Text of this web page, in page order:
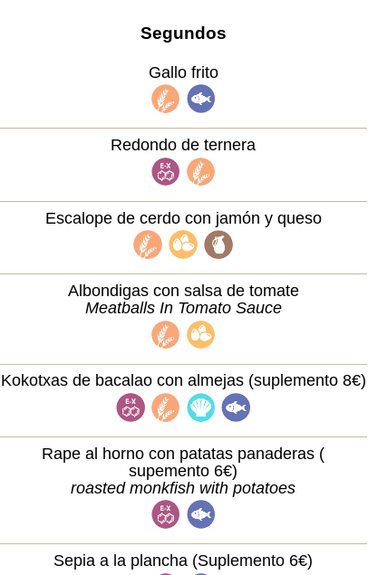
Segundos
Gallo frito
Redondo de ternera
Escalope de cerdo con jamón y queso
Albondigas con salsa de tomate
Meatballs In Tomato Sauce
Kokotxas de bacalao con almejas (suplemento 8€)
Rape al horno con patatas panaderas (
supemento 6€)
roasted monkfish with potatoes
Sepia a la plancha (Suplemento 6€)